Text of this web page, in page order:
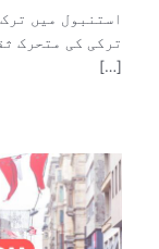
استنبول میں
ترکی کی متحرک
[…]